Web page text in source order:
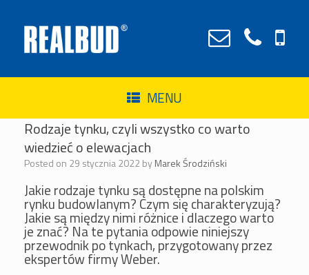
MENU
Rodzaje tynku, czyli wszystko co warto
wiedzieć o elewacjach
Posted on 29 stycznia 2022 byMarek Środziński
Jakie rodzaje tynku są dostępne na polskim
rynku budowlanym? Czym się charakteryzują?
Jakie są między nimi różnice i dlaczego warto
je znać? Na te pytania odpowie niniejszy
przewodnik po tynkach, przygotowany przez
ekspertów firmy Weber.